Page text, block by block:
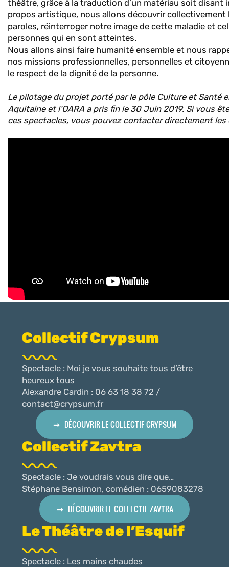
théâtre, grâce à la traduction d’un matériau soit disant
propos artistique, nous allons découvrir collectivement
paroles, réinterroger notre image de cette maladie et
personnes qui en sont atteintes.
Nous allons ainsi faire humanité ensemble et nous
nos missions professionnelles, personnelles et
le respect de la dignité de la personne.
Le pilotage du projet porté par le pôle Culture et Santé
Aquitaine et l’OARA a pris fin le 30 Juin 2019. Si vous
ces spectacles, vous pouvez contacter directement les
Collectif Crypsum
Spectacle : Moi je vous souhaite tous d’être
heureux tous
Alexandre Cardin : 06 63 18 38 72 /
contact@crypsum.fr
DÉCOUVRIR LE COLLECTIF CRYPSUM
Collectif Zavtra
Spectacle : Je voudrais vous dire que…
Stéphane Bensimon, comédien : 0659083278
DÉCOUVRIR LE COLLECTIF ZAVTRA
Le Théâtre de l’Esquif
Spectacle : Les mains chaudes